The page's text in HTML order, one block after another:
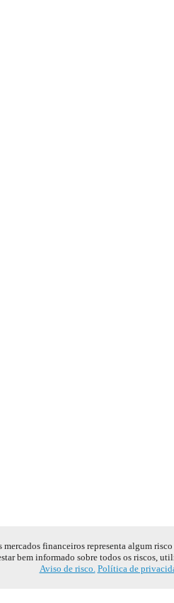
financeiros representa algum
bem informado sobre todos os riscos,
Aviso de risco. Política de